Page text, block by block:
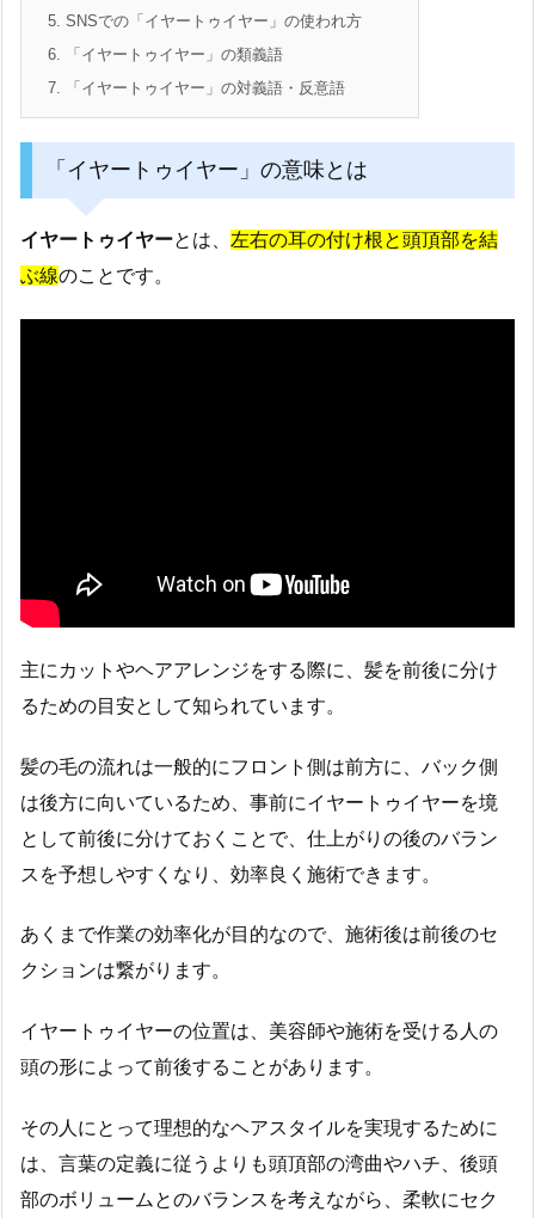
5. SNSでの「イヤートゥイヤー」の使われ方
6. 「イヤートゥイヤー」の類義語
7. 「イヤートゥイヤー」の対義語・反意語
「イヤートゥイヤー」の意味とは
イヤートゥイヤーとは、 左右の耳の付け根と頭頂部を結
ぶ線のことです。
主にカットやヘアアレンジをする際に、髪を前後に分け
るための目安として知られています。
髪の毛の流れは一般的にフロント側は前方に、バック側
は後方に向いているため、事前にイヤートゥイヤーを境
として前後に分けておくことで、仕上がりの後のバラン
スを予想しやすくなり、効率良く施術できます。
あくまで作業の効率化が目的なので、施術後は前後のセ
クションは繋がります。
イヤートゥイヤーの位置は、美容師や施術を受ける人の
頭の形によって前後することがあります。
その人にとって理想的なヘアスタイルを実現するために
は、言葉の定義に従うよりも頭頂部の湾曲やハチ、後頭
部のボリュームとのバランスを考えながら、柔軟にセク